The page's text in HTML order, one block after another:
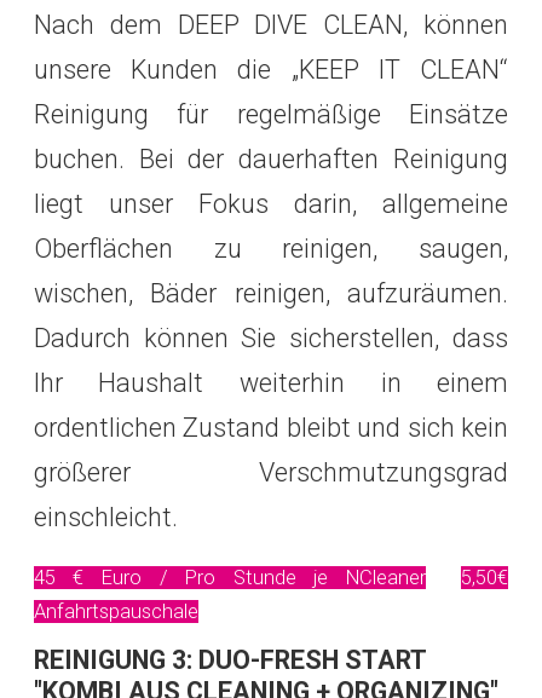
Nach dem DEEP DIVE CLEAN, können
unsere Kunden die „KEEP IT CLEAN“
Reinigung für regelmäßige Einsätze
buchen. Bei der dauerhaften Reinigung
liegt unser Fokus darin, allgemeine
Oberflächen zu reinigen, saugen,
wischen, Bäder reinigen, aufzuräumen.
Dadurch können Sie sicherstellen, dass
Ihr Haushalt weiterhin in einem
ordentlichen Zustand bleibt und sich kein
größerer Verschmutzungsgrad
einschleicht.
45 € Euro / Pro Stunde je NCleaner
5,50€
Anfahrtspauschale
REINIGUNG 3: DUO-FRESH START
"KOMBI AUS CLEANING + ORGANIZING"